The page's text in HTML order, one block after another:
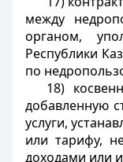
между
органом,
Республики
по
18)
добавленную
услуги,
или тарифу,
доходами или